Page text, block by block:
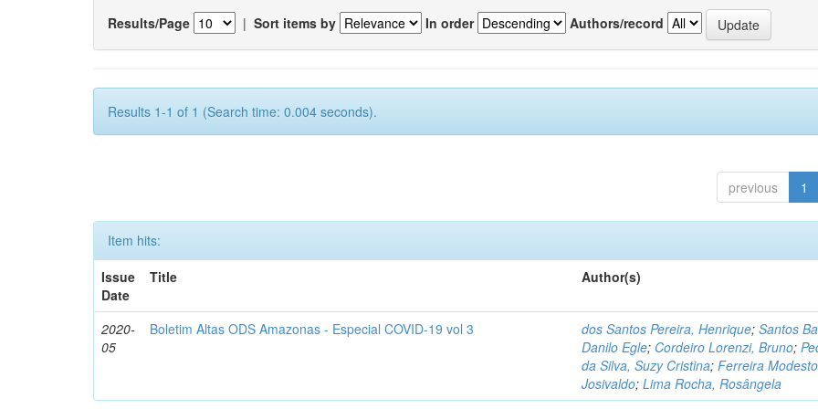
Results/Page | Sort items by In order Authors/record
Results 1-1 of 1 (Search time: 0.004 seconds).
previous 1
Item hits:
Issue
Date
Title Author(s)
2020-
05
Boletim Altas ODS Amazonas - Especial COVID-19 vol 3 dos Santos Pereira, Henrique;Santos
Danilo Egle; Cordeiro Lorenzi, Bruno;
da Silva, Suzy Cristina;Ferreira
Josivaldo;Lima Rocha, Rosângela